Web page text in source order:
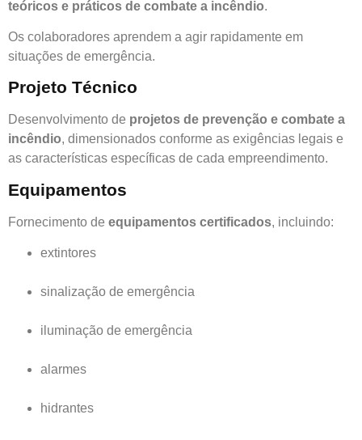
teóricos e práticos de combate a incêndio.
Os colaboradores aprendem a agir rapidamente em
situações de emergência.
Projeto Técnico
Desenvolvimento de projetos de prevenção e combate a
incêndio, dimensionados conforme as exigências legais e
as características específicas de cada empreendimento.
Equipamentos
Fornecimento de equipamentos certificados, incluindo:
extintores
sinalização de emergência
iluminação de emergência
alarmes
hidrantes